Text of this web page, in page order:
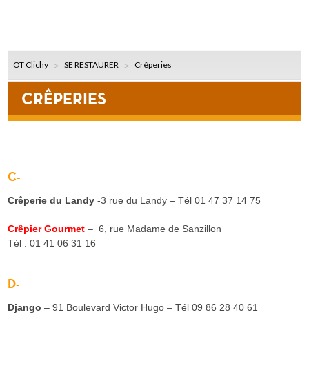
OT Clichy SE RESTAURER Crêperies
CRÊPERIES
C-
Crêperie du Landy -3 rue du Landy – Tél 01 47 37 14 75
Crêpier Gourmet – 6, rue Madame de Sanzillon
Tél : 01 41 06 31 16
D-
Django – 91 Boulevard Victor Hugo – Tél 09 86 28 40 61